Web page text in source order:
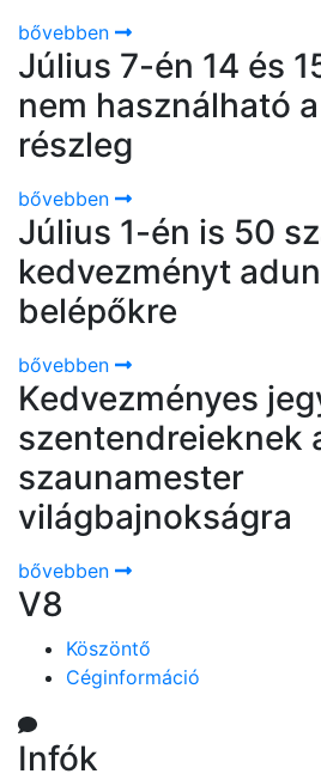
bővebben
Július 7-én 14 és
nem használható
részleg
bővebben
Július 1-én is 50
kedvezményt
belépőkre
bővebben
Kedvezményes
szentendreieknek
szaunamester
világbajnokságra
bővebben
V8
Köszöntő
Céginformáció
Infók